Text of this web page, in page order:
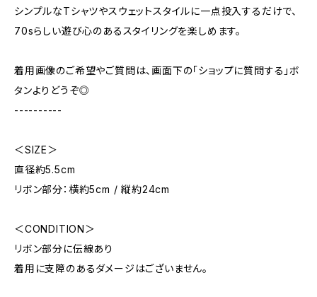
シンプルなTシャツやスウェットスタイルに一点投入するだけで、
70sらしい遊び心のあるスタイリングを楽しめます。
着用画像のご希望やご質問は、画面下の「ショップに質問する」ボ
タンよりどうぞ◎
----------
＜SIZE＞
直径約5.5cm
リボン部分：横約5cm / 縦約24cm
＜CONDITION＞
リボン部分に伝線あり
着用に支障のあるダメージはございません。